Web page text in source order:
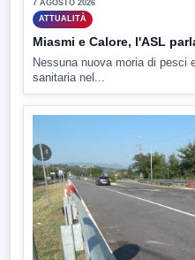
7 AGOSTO 2026
ATTUALITÀ
Miasmi e Calore, l'ASL
Nessuna nuova moria di pesci
sanitaria nel...